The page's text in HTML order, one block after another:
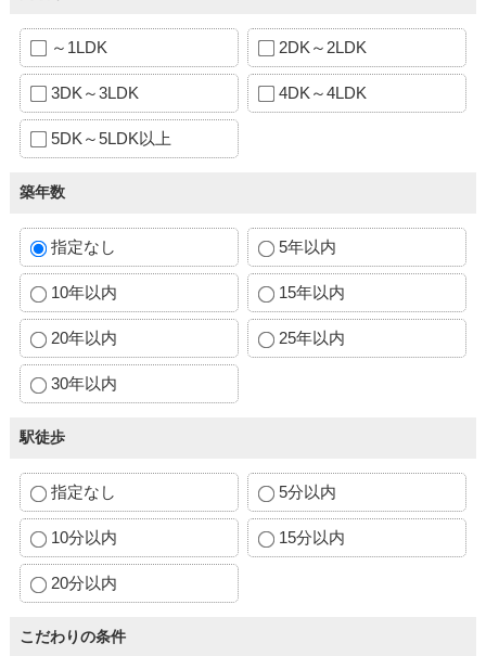
～1LDK 2DK～2LDK
3DK～3LDK 4DK～4LDK
5DK～5LDK以上
築年数
指定なし 5年以内
10年以内 15年以内
20年以内 25年以内
30年以内
駅徒歩
指定なし 5分以内
10分以内 15分以内
20分以内
こだわりの条件